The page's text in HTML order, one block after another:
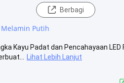
Berbagi
Putih
Kayu Padat dan Pencahayaan LED
Lihat Lebih Lanjut